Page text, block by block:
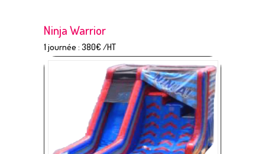
Ninja Warrior
1 journée : 380€ /HT